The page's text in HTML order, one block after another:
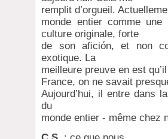
remplit d’orgueil.
monde entier comme
culture originale, forte
de son aﬁción, et non
exotique. La
meilleure preuve en est
France, on ne savait
Aujourd’hui, il entre dans
du
monde entier - même chez